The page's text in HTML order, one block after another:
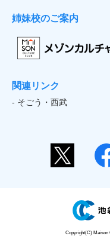
姉妹校のご案内
関連リンク
- そごう・西武
Copyright(C) Maison